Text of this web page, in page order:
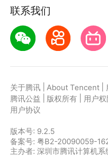
联系我们
关于腾讯 About Tencent
腾讯公益
版权所有 用户权
用户协议
版本号: 9.2.5
备案号: 粤B2-20090059-
主办者: 深圳市腾讯计算机系